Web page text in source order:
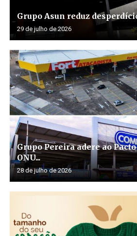
Grupo Asun reduz
29 de julho de 2026
Grupo Pereira adere ao
ONU...
28 de julho de 2026